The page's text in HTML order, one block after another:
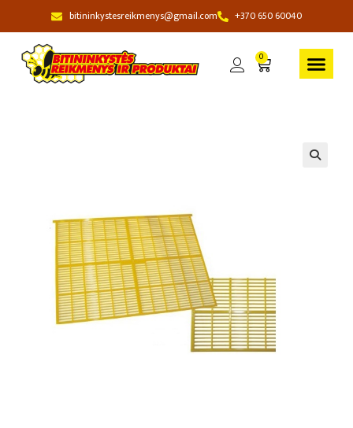
bitininkystesreikmenys@gmail.com +370 650 60040
0